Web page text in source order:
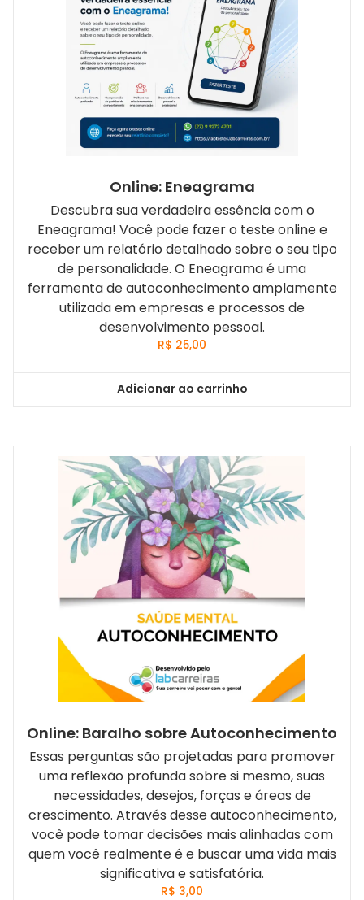
Online: Eneagrama
Descubra sua verdadeira essência com o
Eneagrama! Você pode fazer o teste online e
receber um relatório detalhado sobre o seu tipo
de personalidade. O Eneagrama é uma
ferramenta de autoconhecimento amplamente
utilizada em empresas e processos de
desenvolvimento pessoal.
R$ 25,00
Adicionar ao carrinho
Online: Baralho sobre Autoconhecimento
Essas perguntas são projetadas para promover
uma reflexão profunda sobre si mesmo, suas
necessidades, desejos, forças e áreas de
crescimento. Através desse autoconhecimento,
você pode tomar decisões mais alinhadas com
quem você realmente é e buscar uma vida mais
significativa e satisfatória.
R$ 3,00